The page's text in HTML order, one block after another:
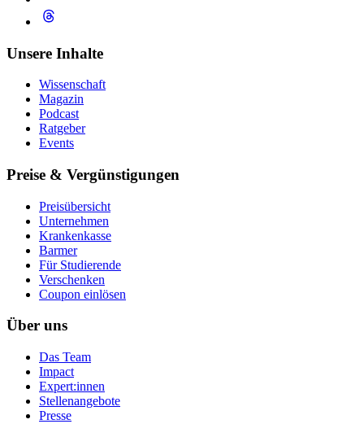
Unsere Inhalte
Wissenschaft
Magazin
Podcast
Ratgeber
Events
Preise & Vergünstigungen
Preisübersicht
Unternehmen
Krankenkasse
Barmer
Für Studierende
Ver­schen­ken
Coupon einlösen
Über uns
Das Team
Impact
Expert:innen
Stellenangebote
Presse